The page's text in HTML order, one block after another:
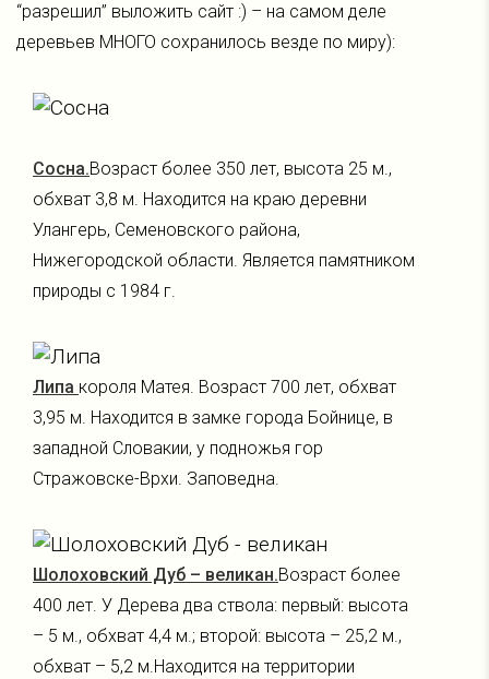
“разрешил” выложить сайт :) – на самом деле
деревьев МНОГО сохранилось везде по миру):
Сосна.Возраст более 350 лет, высота 25 м.,
обхват 3,8 м. Находится на краю деревни
Улангерь, Семеновского района,
Нижегородской области. Является памятником
природы с 1984 г.
Липа короля Матея. Возраст 700 лет, обхват
3,95 м. Находится в замке города Бойнице, в
западной Словакии, у подножья гор
Стражовске-Врхи. Заповедна.
Шолоховский Дуб – великан.Возраст более
400 лет. У Дерева два ствола: первый: высота
– 5 м., обхват 4,4 м.; второй: высота – 25,2 м.,
обхват – 5,2 м.Находится на территории